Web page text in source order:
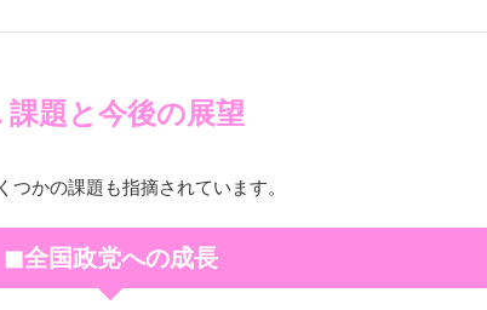
課題と今後の展望
かの課題も指摘されています。
◼︎全国政党への成長